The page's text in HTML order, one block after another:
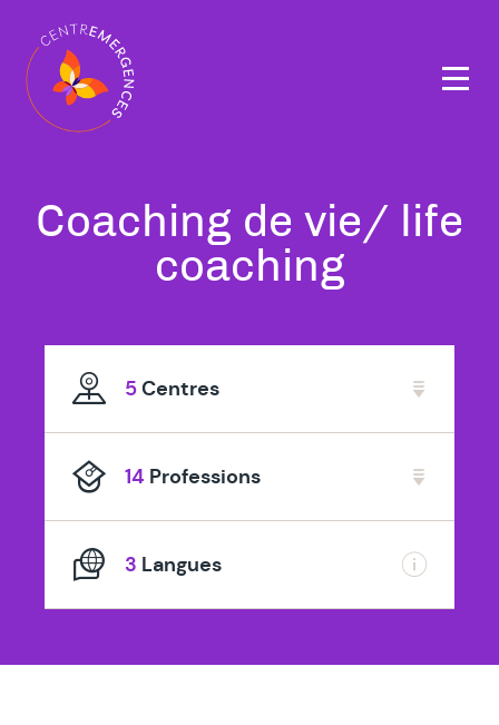
Tous
spécialisé
en
Coaching de vie/ life
coachingà
5Centres
14 Professions
3 Langues
Navigation
principale